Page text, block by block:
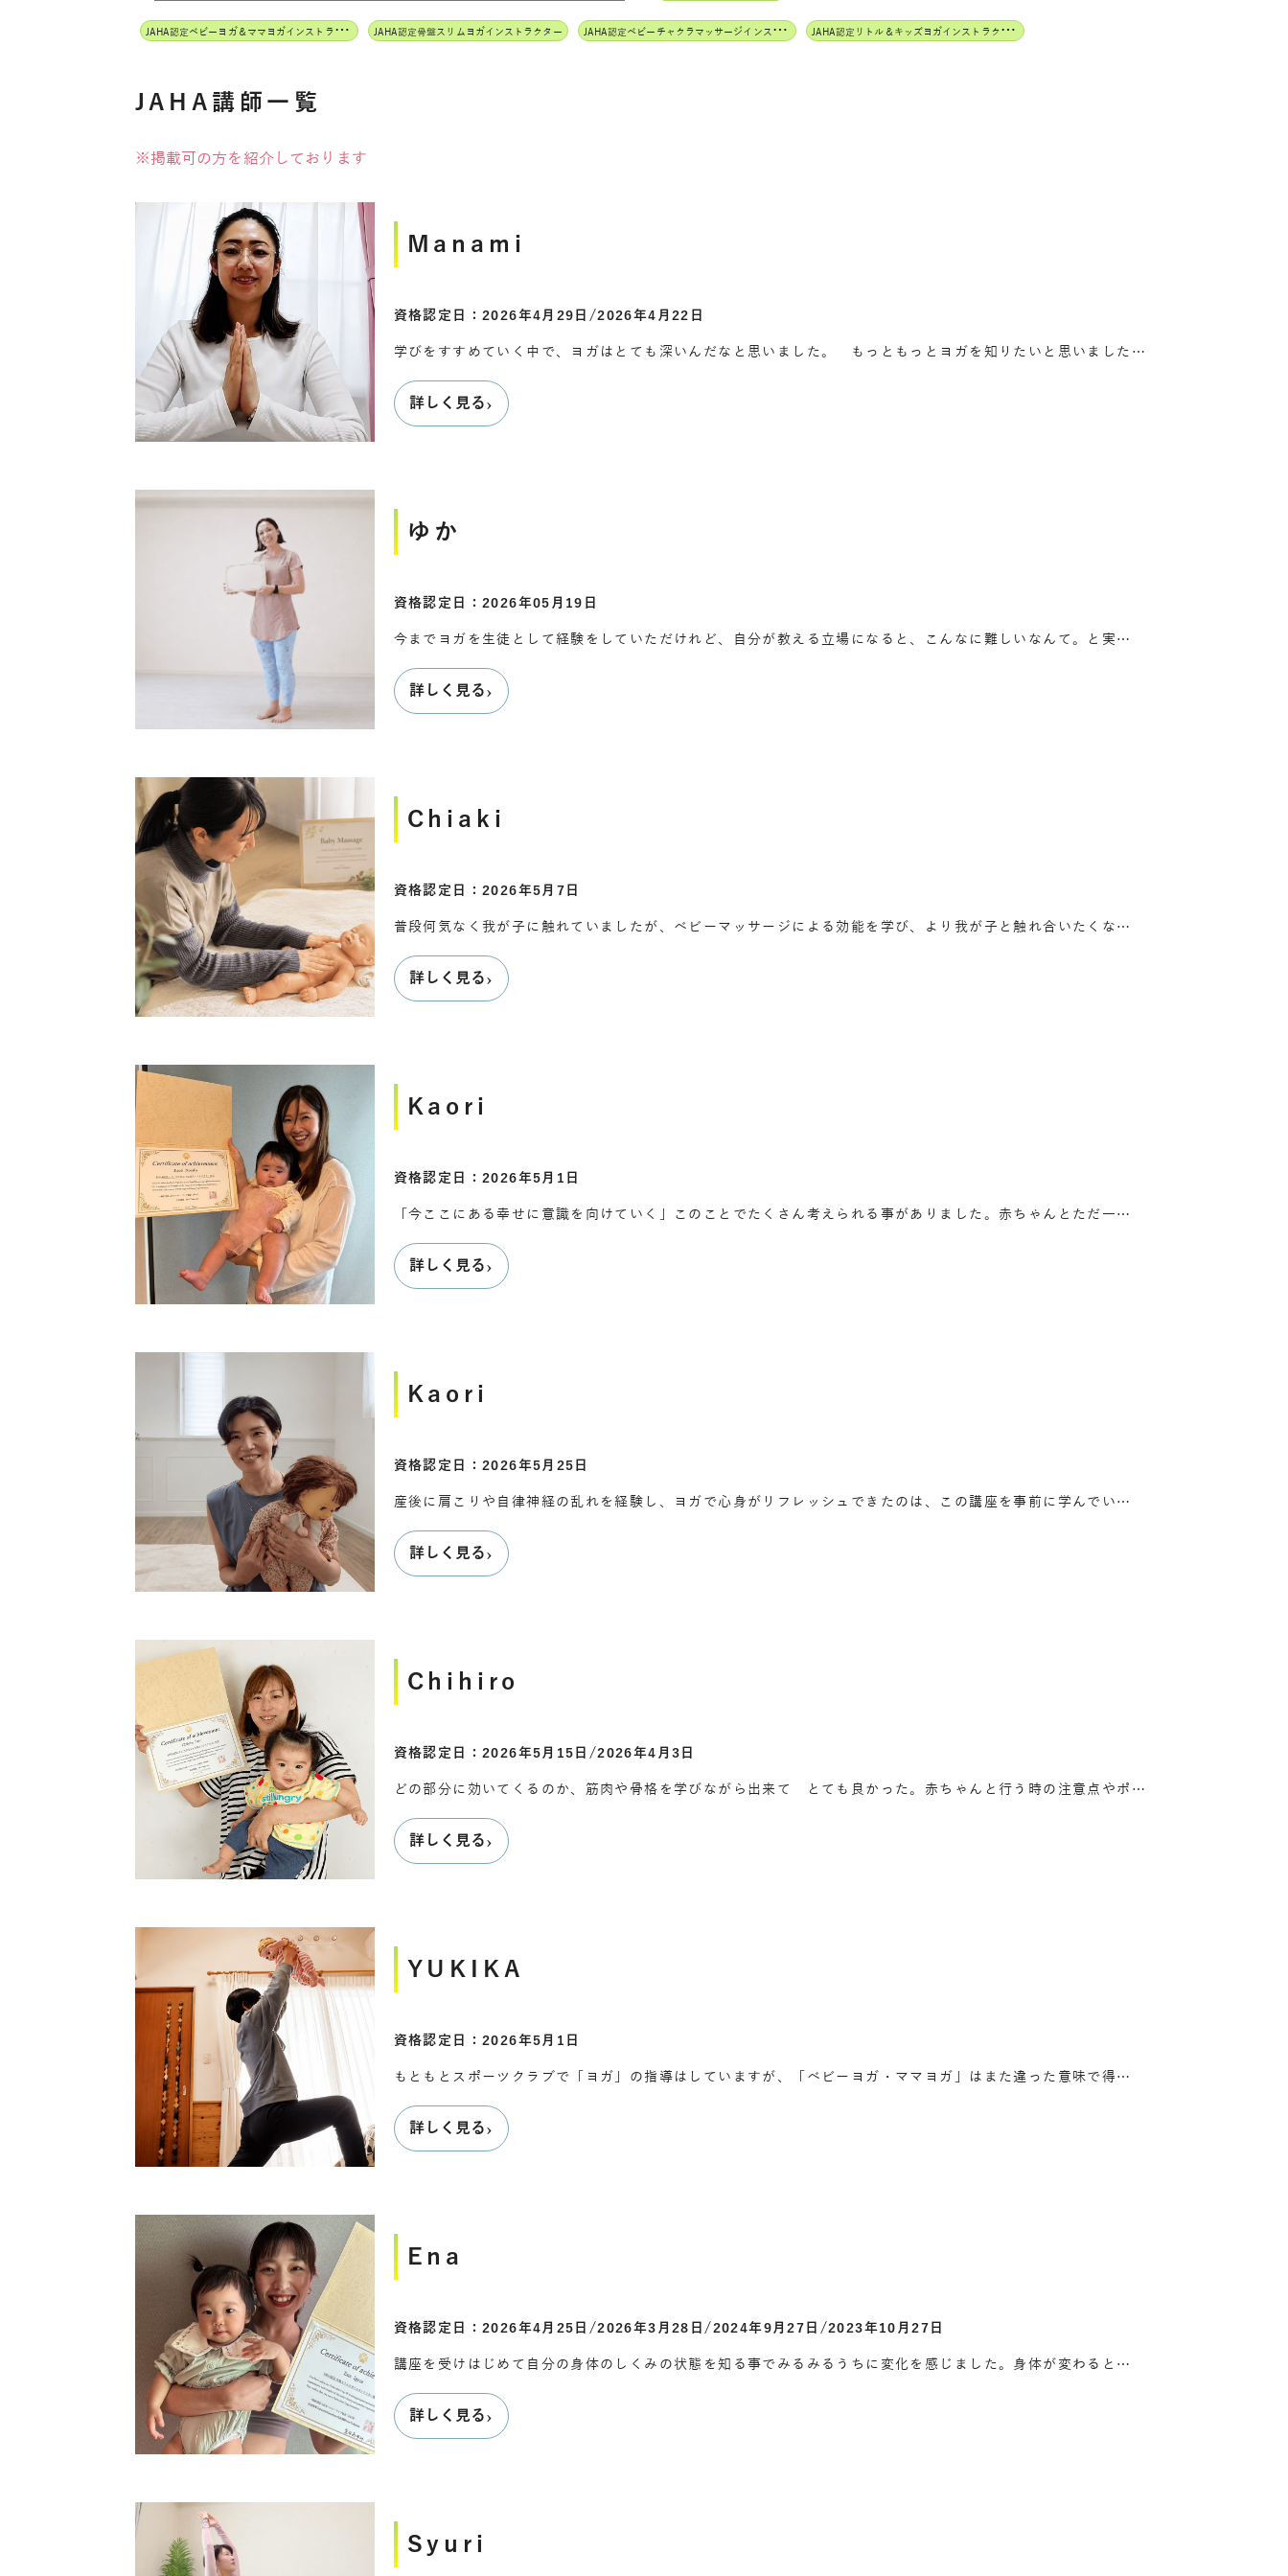
J
AHA認定ベビーヨガ＆ママヨガインストラクター JAHA認定骨盤スリムヨガインストラクター J
AHA認定ベビーチャクラマッサージインストラクター J
AHA認定リトル＆キッズヨガインストラクター
JAHA講師一覧
※掲載可の方を紹介しております
Manami
資格認定日：2026年4月29日/2026年4月22日
学びをすすめていく中で、ヨガはとても深いんだなと思いました。 もっともっとヨガを知りたいと思いました…
詳しく見る›
ゆか
資格認定日：2026年05月19日
今までヨガを生徒として経験をしていただけれど、自分が教える立場になると、こんなに難しいなんて。と実…
詳しく見る›
Chiaki
資格認定日：2026年5月7日
普段何気なく我が子に触れていましたが、ベビーマッサージによる効能を学び、より我が子と触れ合いたくな…
詳しく見る›
Kaori
資格認定日：2026年5月1日
「今ここにある幸せに意識を向けていく」このことでたくさん考えられる事がありました。赤ちゃんとただ一…
詳しく見る›
Kaori
資格認定日：2026年5月25日
産後に肩こりや自律神経の乱れを経験し、ヨガで心身がリフレッシュできたのは、この講座を事前に学んでい…
詳しく見る›
Chihiro
資格認定日：2026年5月15日/2026年4月3日
どの部分に効いてくるのか、筋肉や骨格を学びながら出来て とても良かった。赤ちゃんと行う時の注意点やポ…
詳しく見る›
YUKIKA
資格認定日：2026年5月1日
もともとスポーツクラブで「ヨガ」の指導はしていますが、「ベビーヨガ・ママヨガ」はまた違った意味で得…
詳しく見る›
Ena
資格認定日：2026年4月25日/2026年3月28日/2024年9月27日/2023年10月27日
講座を受けはじめて自分の身体のしくみの状態を知る事でみるみるうちに変化を感じました。身体が変わると…
詳しく見る›
Syuri